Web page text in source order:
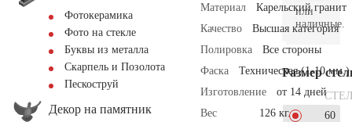
Фотокерамика
Фото на стекле
Буквы из металла
Скарпель и Позолота
Пескоструй
Декор на памятник
Материал
Карельский гранит
Качество
Высшая категория
Полировка
Все стороны
Фаска
Техническая (1-10 мм.)
Изготовление
от 14 дней
Вес
126 кг.
или
наличные.
Размер
60